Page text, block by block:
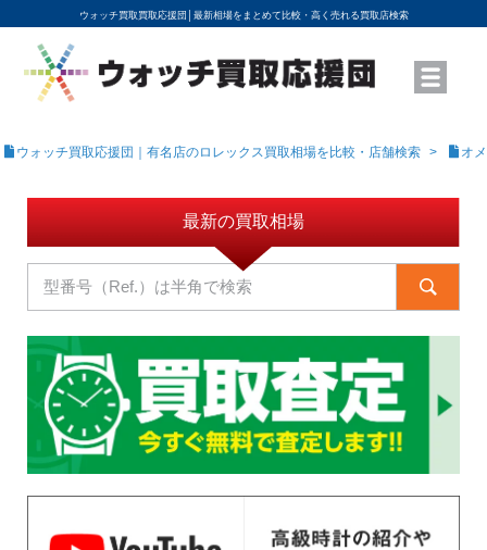
ウォッチ買取買取応援団│ 最新相場をまとめて比較・高く売れる買取店検索
YouTubeで動画を公開中
ROLEXモデル名から買取相場を調べる
高級時計ブランド名から買取相場を調べる
地域から買取店を探す
店舗名から買取店を探す
ブランド時計を高く売る方法
買取査定を依頼する
ウォッチ買取応援団｜有名店のロレックス買取相場を比較・店舗検索 オ
最新の買取相場